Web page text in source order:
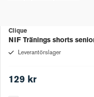
Clique
NIF Tränings shorts
Leverantörslager
129 kr